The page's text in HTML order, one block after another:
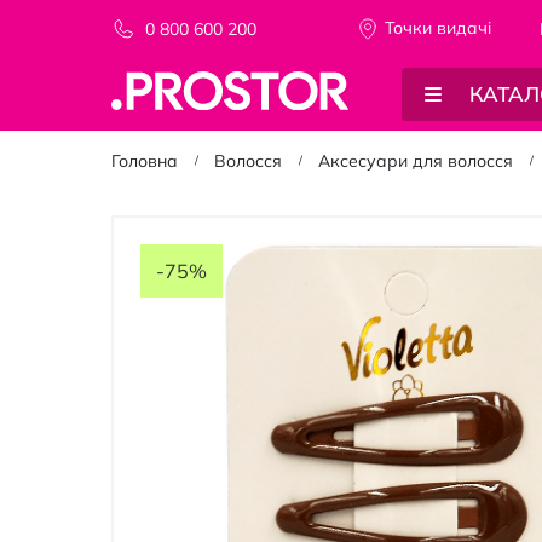
0 800 600 200 Точки видачi
Головна Волосся Аксесуари для волосся
галереї
-75%